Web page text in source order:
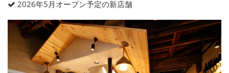
2026年5月オープン予定の新店舗